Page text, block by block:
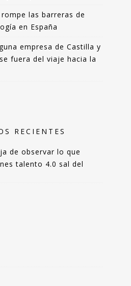
las barreras de
en España
empresa de Castilla y
fuera del viaje hacia la
RECIENTES
de observar lo que
talento 4.0 sal del